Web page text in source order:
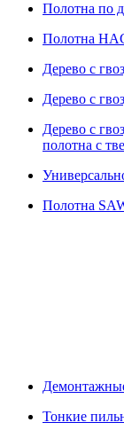
Полотна по
Полотна
Дерево с
Дерево с
Дерево с
полотна с
Полотна
Тонкие